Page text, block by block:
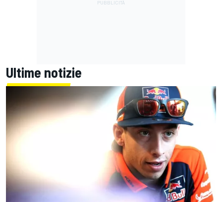
Ultime notizie